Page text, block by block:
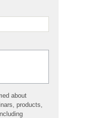
about
products,